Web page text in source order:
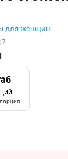
для женщин